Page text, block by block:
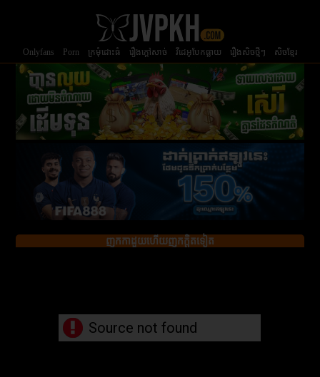
Onlyfans Porn ក្រមំុដោះធំ រឿងក្ដៅសាច់ វីដេអូបែកធ្លាយ រឿងសិចថ្មីៗ សិចខ្មែរ
ញុកកាដួយហើយញុកក្ដិតទៀត
Source not found